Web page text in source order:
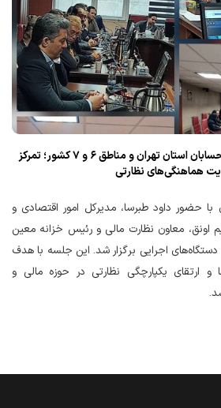
برگزاری نشست تخصصی ذیحسابان استان تهران و مناطق ۶ و ۷ کشور؛ تمرکز
هماهنگی‌های نظارتی
داود طبرسا، مدیرکل امور اقتصادی و
اونق، معاون نظارت مالی و رئیس خزانه معین
اجرایی برگزار شد. این جلسه با هدف
ارتقای یکپارچگی نظارتی در حوزه مالی و